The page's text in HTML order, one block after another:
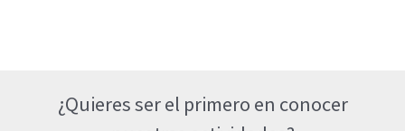
¿Quieres ser el primero en conocer